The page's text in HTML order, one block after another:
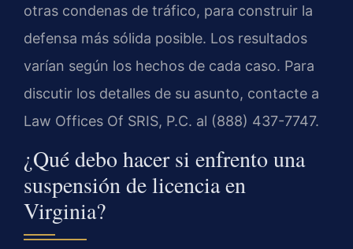
otras condenas de tráfico, para construir la
defensa más sólida posible. Los resultados
varían según los hechos de cada caso. Para
discutir los detalles de su asunto, contacte a
Law Offices Of SRIS, P.C. al (888) 437-7747.
¿Qué debo hacer si enfrento una
suspensión de licencia en
Virginia?